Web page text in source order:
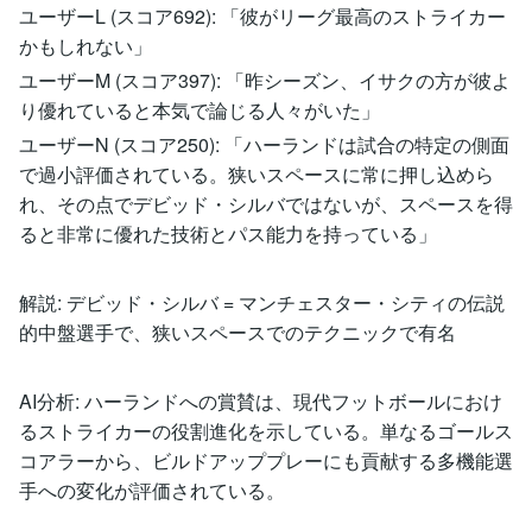
ユーザーL (スコア692): 「彼がリーグ最高のストライカー
かもしれない」
ユーザーM (スコア397): 「昨シーズン、イサクの方が彼よ
り優れていると本気で論じる人々がいた」
ユーザーN (スコア250): 「ハーランドは試合の特定の側面
で過小評価されている。狭いスペースに常に押し込めら
れ、その点でデビッド・シルバではないが、スペースを得
ると非常に優れた技術とパス能力を持っている」
解説: デビッド・シルバ = マンチェスター・シティの伝説
的中盤選手で、狭いスペースでのテクニックで有名
AI分析: ハーランドへの賞賛は、現代フットボールにおけ
るストライカーの役割進化を示している。単なるゴールス
コアラーから、ビルドアッププレーにも貢献する多機能選
手への変化が評価されている。